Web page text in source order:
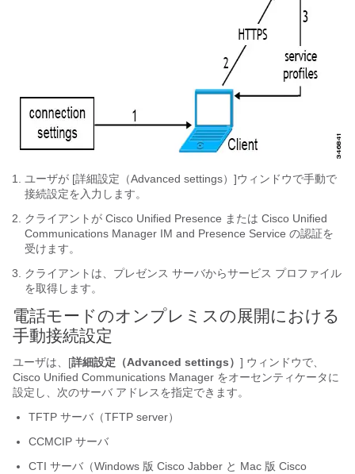
ユーザが [詳細設定（Advanced settings）]ウィンドウで手動で
接続設定を入力します。
クライアントが Cisco Unified Presence または Cisco Unified
Communications Manager IM and Presence Service の認証を
受けます。
クライアントは、プレゼンス サーバからサービス プロファイル
を取得します。
電話モードのオンプレミスの展開における
手動接続設定
ユーザは、[詳細設定（Advanced settings） ] ウィンドウで、
Cisco Unified Communications Manager をオーセンティケータに
設定し、次のサーバ アドレスを指定できます。
TFTP サーバ（TFTP server）
CCMCIP サーバ
CTI サーバ（Windows 版 Cisco Jabber と Mac 版 Cisco